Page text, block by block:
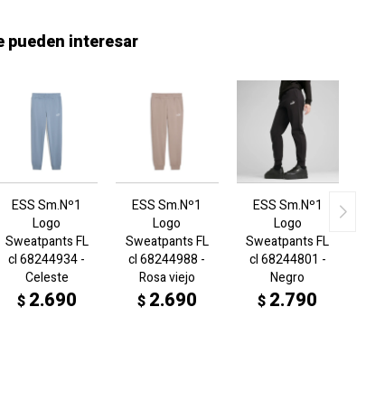
pueden interesar
ESS Sm.Nº1
Logo
Sweatpants FL
cl 68244934 -
Celeste
$ 2.690
ESS Sm.Nº1
Logo
Sweatpants FL
cl 68244988 -
Rosa viejo
$ 2.690
ESS Sm.Nº1
Logo
Sweatpants FL
cl 68244801 -
Negro
$ 2.790